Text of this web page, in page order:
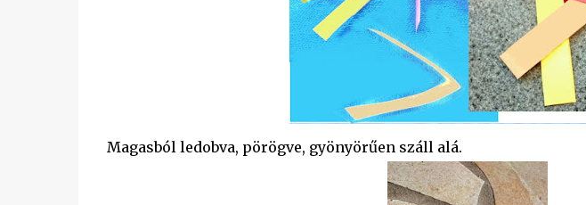
Magasból ledobva, pörögve, gyönyörűen száll alá.